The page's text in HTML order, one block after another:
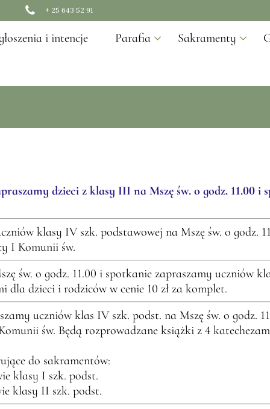
+ 25 643 52 91
i intencje Parafia
Nasza świątynia
Sakramenty
Bierzmowanie
Namaszczenie
dzieci z klasy III na Mszę św. o godz. 11.00 i
klasy IV szk. podstawowej na Mszę św. o godz.
I Komunii św.
św. o godz. 11.00 i spotkanie zapraszamy uczniów
dla dzieci i rodziców w cenie 10 zł za komplet.
uczniów klas IV szk. podst. na Mszę św. o godz.
św. Będą rozprowadzane książki z 4
do sakramentów:
klasy I szk. podst.
klasy II szk. podst.